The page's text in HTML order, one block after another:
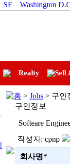
SF Washington
Realty Sell
홈 > Jobs > 구인
구인정보
Softeare
작성자: cpnp
회사명*